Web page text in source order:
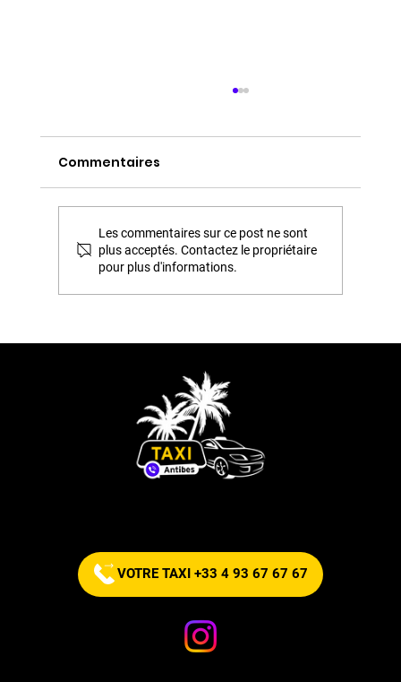
Festival Pyromélodique 2026 à
programme des feux d'artifice en
Commentaires
Les commentaires sur ce post ne sont
plus acceptés. Contactez le propriétaire
pour plus d'informations.
VOTRE TAXI +33 4 93 67 67 67